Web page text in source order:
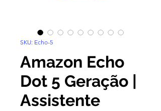
SKU: Echo-5
Amazon Echo
Dot 5 Geração |
Assistente